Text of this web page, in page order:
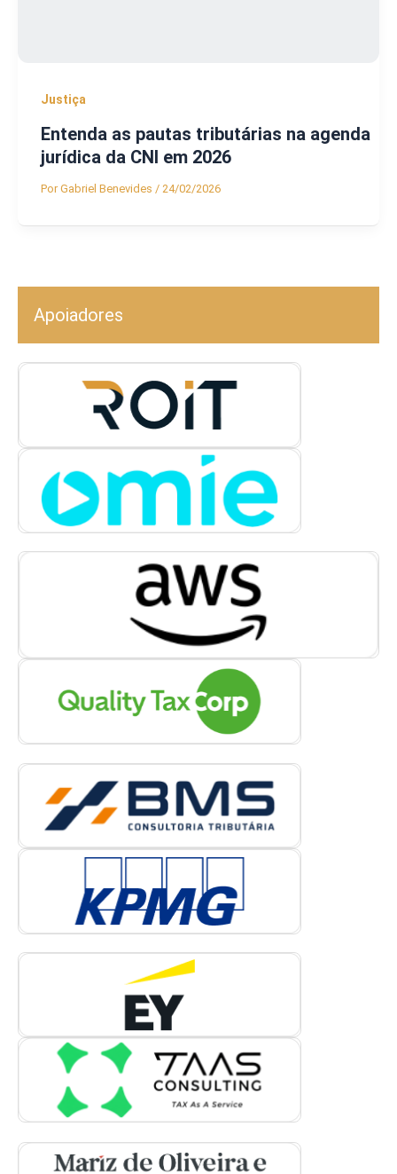
Justiça
Entenda as pautas tributárias na agenda
jurídica da CNI em 2026
PorGabriel Benevides / 24/02/2026
Apoiadores